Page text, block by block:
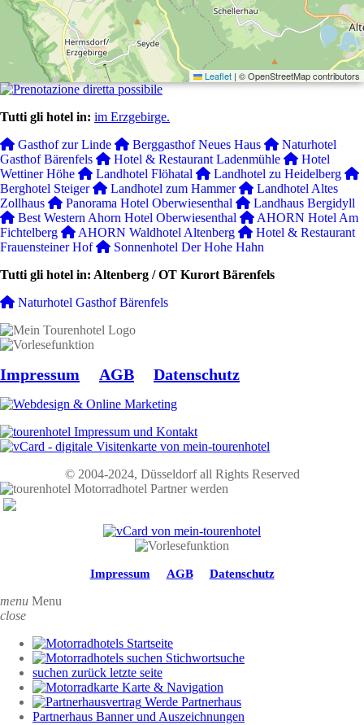
Leaflet | © OpenStreetMap contributors
Tutti gli hotel in: im Erzgebirge.
Gasthof zur Linde
Berggasthof Neues Haus
Naturhotel
Gasthof Bärenfels
Hotel & Restaurant Ladenmühle
Hotel
Wettiner Höhe
Landhotel Flöhatal
Landhotel zu Heidelberg
Berghotel Steiger
Landhotel zum Hammer
Landhotel Altes
Zollhaus
Panorama Hotel Oberwiesenthal
Landhaus Bergidyll
Best Western Ahorn Hotel Oberwiesenthal
AHORN Hotel Am
Fichtelberg
AHORN Waldhotel Altenberg
Hotel & Restaurant
Frauensteiner Hof
Sonnenhotel Der Hohe Hahn
Tutti gli hotel in: Altenberg / OT Kurort Bärenfels
Naturhotel Gasthof Bärenfels
Impressum AGB Datenschutz
© 2004-2024, Düsseldorf all Rights Reserved
Impressum AGB Datenschutz
menu Menu
close
Startseite
Stichwortsuche
suchen zurück letzte seite
Karte & Navigation
Werde Partnerhaus
Partnerhaus Banner und Auszeichnungen